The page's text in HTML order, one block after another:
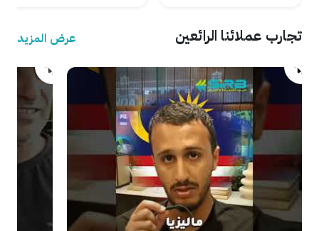
تجارب عملائنا الرائعين عرض المزيد
.
.